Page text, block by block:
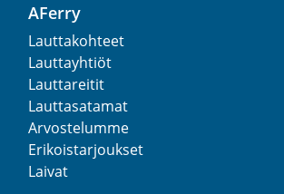
AFerry
Lauttakohteet
Lauttayhtiöt
Lauttareitit
Lauttasatamat
Arvostelumme
Erikoistarjoukset
Laivat